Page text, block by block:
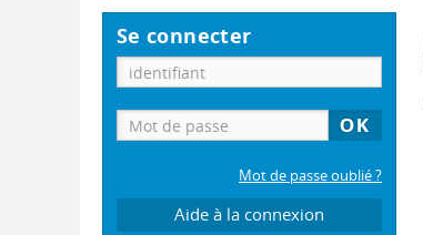
Se connecter
Mot de passe oublié ?
Aide à la connexion